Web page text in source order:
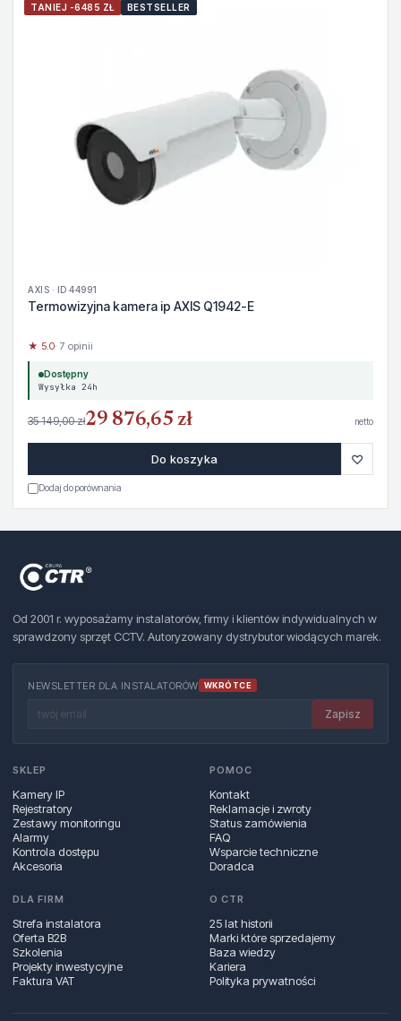
TANIEJ -6485 ZŁ BESTSELLER
AXIS · ID 44991
Termowizyjna kamera ip AXIS Q1942-E
★ 5.0· 7 opinii
Dostępny
Wysyłka 24h
35 149,00 zł29 876,65 zł netto
Do koszyka ♡
Dodaj do porównania
Od 2001 r. wyposażamy instalatorów, firmy i klientów indywidualnych w
sprawdzony sprzęt CCTV. Autoryzowany dystrybutor wiodących marek.
NEWSLETTER DLA INSTALATORÓW WKRÓTCE
Zapisz
SKLEP
Kamery IP
Rejestratory
Zestawy monitoringu
Alarmy
Kontrola dostępu
Akcesoria
POMOC
Kontakt
Reklamacje i zwroty
Status zamówienia
FAQ
Wsparcie techniczne
Doradca
DLA FIRM
Strefa instalatora
Oferta B2B
Szkolenia
Projekty inwestycyjne
Faktura VAT
O CTR
25 lat historii
Marki które sprzedajemy
Baza wiedzy
Kariera
Polityka prywatności